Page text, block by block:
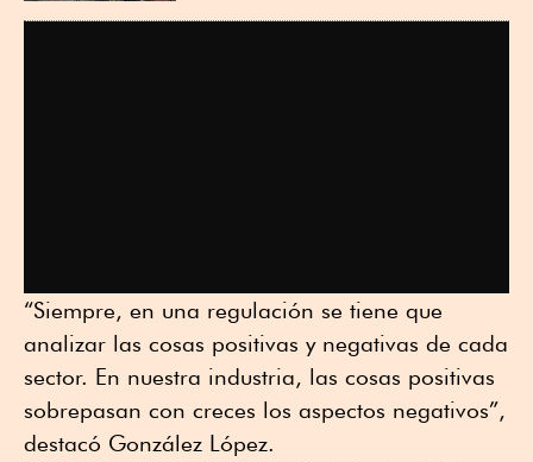
“Siempre, en una regulación se tiene que
analizar las cosas positivas y negativas de cada
sector. En nuestra industria, las cosas positivas
sobrepasan con creces los aspectos negativos”,
destacó González López.